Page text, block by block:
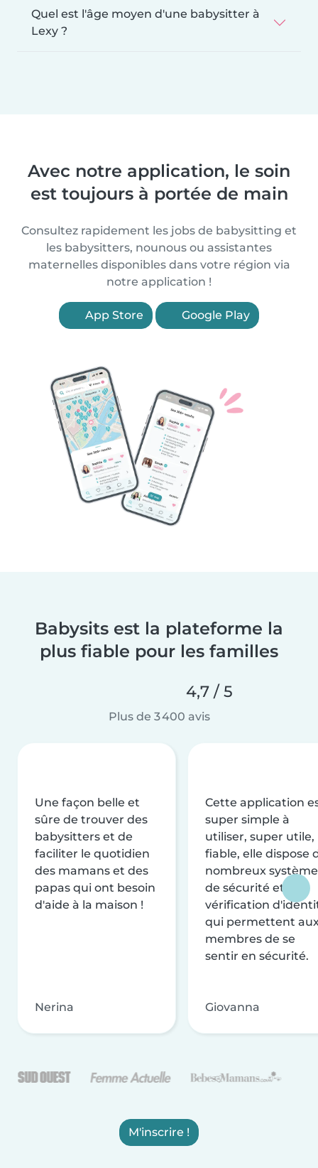
Quel est l'âge moyen d'une babysitter à
Lexy ?
Avec notre application, le soin
est toujours à portée de main
Consultez rapidement les jobs de babysitting et
les babysitters, nounous ou assistantes
maternelles disponibles dans votre région via
notre application !
App Store Google Play
Babysits est la plateforme la
plus fiable pour les familles
4,7 / 5
Plus de 3 400 avis
Une façon belle et
sûre de trouver des
babysitters et de
faciliter le quotidien
des mamans et des
papas qui ont besoin
d'aide à la maison !
Nerina
Cette application
super simple à
utiliser, super utile,
fiable, elle dispose
nombreux
de sécurité et de
vérification
qui permettent
membres de se
sentir en sécurité.
Giovanna
M'inscrire !